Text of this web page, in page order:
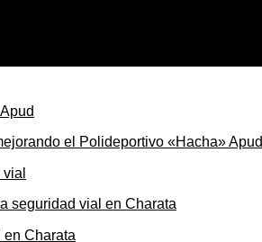
el Polideportivo «Hacha» Apud
seguridad vial en Charata